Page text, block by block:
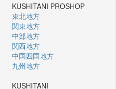
KUSHITANI PROSHOP
東北地方
関東地方
中部地方
関西地方
中国四国地方
九州地方
KUSHITANI